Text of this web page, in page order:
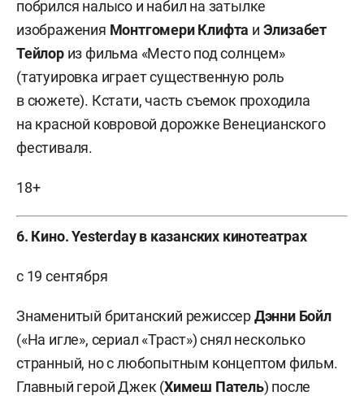
побрился налысо и набил на затылке
изображения Монтгомери Клифта и Элизабет
Тейлориз фильма «Место под солнцем»
(татуировка играет существенную роль
в сюжете). Кстати, часть съемок проходила
на красной ковровой дорожке Венецианского
фестиваля.
18+
6. Кино. Yesterday в казанских кинотеатрах
с 19 сентября
Знаменитый британский режиссерДэнни Бойл
(«На игле», сериал «Траст») снял несколько
странный, но с любопытным концептом фильм.
Главный герой Джек (Химеш Патель) после